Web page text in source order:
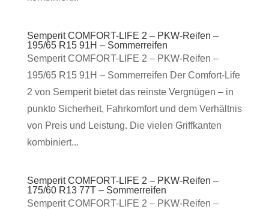
Semperit COMFORT-LIFE 2 – PKW-Reifen –
195/65 R15 91H – Sommerreifen
Semperit COMFORT-LIFE 2 – PKW-Reifen –
195/65 R15 91H – Sommerreifen Der Comfort-Life
2 von Semperit bietet das reinste Vergnügen – in
punkto Sicherheit, Fahrkomfort und dem Verhältnis
von Preis und Leistung. Die vielen Griffkanten
kombiniert...
Semperit COMFORT-LIFE 2 – PKW-Reifen –
175/60 R13 77T – Sommerreifen
Semperit COMFORT-LIFE 2 – PKW-Reifen –